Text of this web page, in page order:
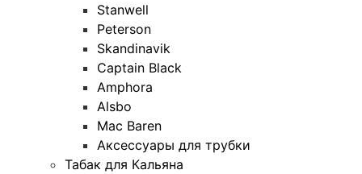
Stanwell
Peterson
Skandinavik
Captain Black
Amphora
Alsbo
Mac Baren
Аксессуары для трубки
Табак для Кальяна